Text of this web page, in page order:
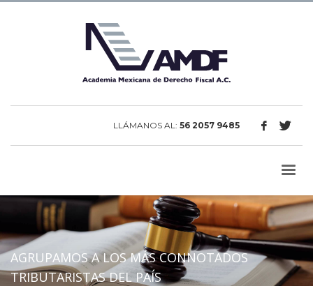
LLÁMANOS AL: 56 2057 9485
AGRUPAMOS A LOS MÁS CONNOTADOS
TRIBUTARISTAS DEL PAÍS